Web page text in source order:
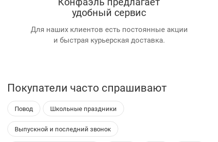
удобный сервис
Для наших клиентов есть постоянные акции
и быстрая курьерская доставка.
Покупатели часто спрашивают
Повод Школьные праздники
Выпускной и последний звонок